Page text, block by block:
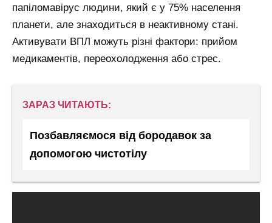
папіломавірус людини, який є у 75% населення
планети, але знаходиться в неактивному стані.
Активувати ВПЛ можуть різні фактори: прийом
медикаментів, переохолодження або стрес.
ЗАРАЗ ЧИТАЮТЬ:
Позбавляємося від бородавок за
допомогою чистотілу